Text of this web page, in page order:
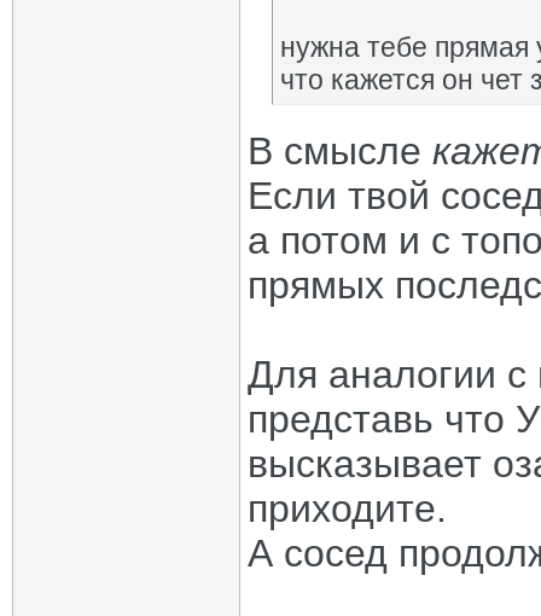
нужна тебе прямая
что кажется он
В смысле
Если твой
а потом и с
прямых
Для аналогии
представь что
высказывает
приходите.
А сосед